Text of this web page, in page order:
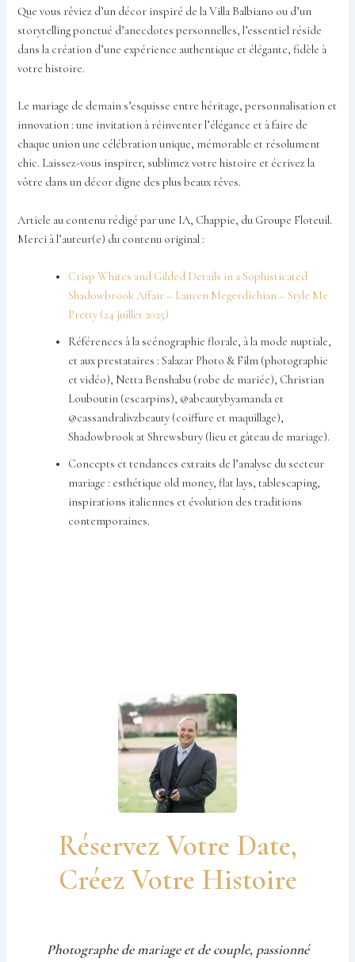
Que vous rêviez d’un décor inspiré de la Villa Balbiano ou d’un
storytelling ponctué d’anecdotes personnelles, l’essentiel réside
dans la création d’une expérience authentique et élégante, fidèle à
votre histoire.
Le mariage de demain s’esquisse entre héritage, personnalisation et
innovation : une invitation à réinventer l’élégance et à faire de
chaque union une célébration unique, mémorable et résolument
chic. Laissez-vous inspirer, sublimez votre histoire et écrivez la
vôtre dans un décor digne des plus beaux rêves.
Article au contenu rédigé par une IA, Chappie, du Groupe Floteuil.
Merci à l’auteur(e) du contenu original :
Crisp Whites and Gilded Details in a Sophisticated
Shadowbrook Affair – Lauren Megerdichian – Style Me
Pretty (24 juillet 2025)
Références à la scénographie florale, à la mode nuptiale,
et aux prestataires : Salazar Photo & Film (photographie
et vidéo), Netta Benshabu (robe de mariée), Christian
Louboutin (escarpins), @abeautybyamanda et
@cassandralivzbeauty (coiffure et maquillage),
Shadowbrook at Shrewsbury (lieu et gâteau de mariage).
Concepts et tendances extraits de l’analyse du secteur
mariage : esthétique old money, flat lays, tablescaping,
inspirations italiennes et évolution des traditions
contemporaines.
Réservez Votre Date,
Créez Votre Histoire
Photographe de mariage et de couple, passionné